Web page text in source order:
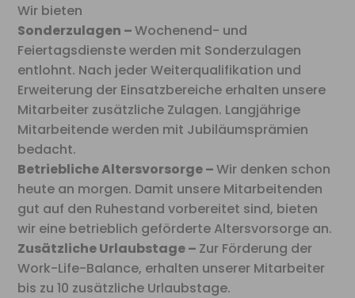
Wir bieten
Sonderzulagen –Wochenend- und
Feiertagsdienste werden mit Sonderzulagen
entlohnt. Nach jeder Weiterqualifikation und
Erweiterung der Einsatzbereiche erhalten unsere
Mitarbeiter zusätzliche Zulagen. Langjährige
Mitarbeitende werden mit Jubiläumsprämien
bedacht.
Betriebliche Altersvorsorge –Wir denken schon
heute an morgen. Damit unsere Mitarbeitenden
gut auf den Ruhestand vorbereitet sind, bieten
wir eine betrieblich geförderte Altersvorsorge an.
Zusätzliche Urlaubstage – Zur Förderung der
Work-Life-Balance, erhalten unserer Mitarbeiter
bis zu 10 zusätzliche Urlaubstage.